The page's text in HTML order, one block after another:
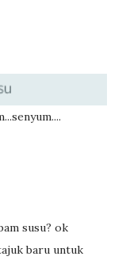
susu? ok
baru untuk